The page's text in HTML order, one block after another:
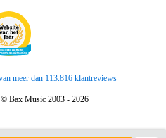
meer dan 113.816 klantreviews
Bax Music 2003 - 2026